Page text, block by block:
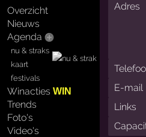
Overzicht
Nieuws
Agenda
nu & straks
kaart
festivals
WinactiesWIN
Trends
Foto's
Video's
Adres
E-mail
Links